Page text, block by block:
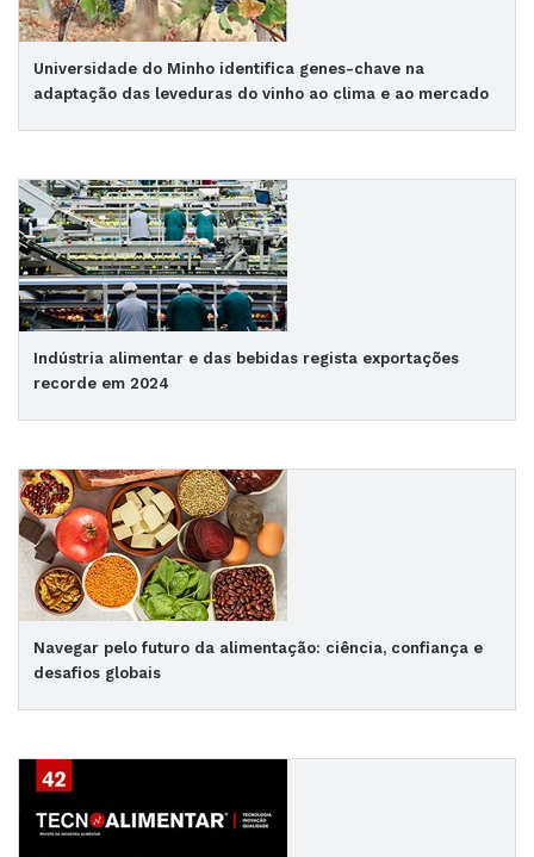
Universidade do Minho identifica genes-chave na
adaptação das leveduras do vinho ao clima e ao mercado
Indústria alimentar e das bebidas regista exportações
recorde em 2024
Navegar pelo futuro da alimentação: ciência, confiança e
desafios globais